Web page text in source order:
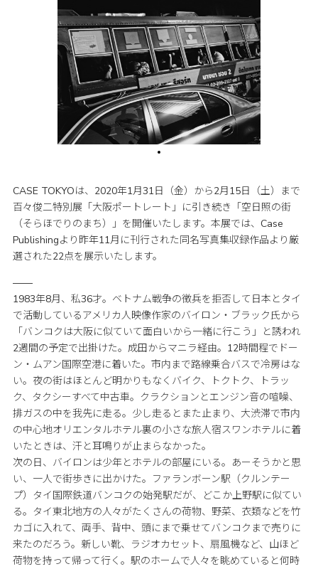
CASE TOKYOは、2020年1月31日（金）から2月15日（土）まで
百々俊二特別展「大阪ポートレート」に引き続き「空日照の街
（そらほでりのまち）」を開催いたします。本展では、Case
Publishingより昨年11月に刊行された同名写真集収録作品より厳
選された22点を展示いたします。
——
1983年8月、私36才。ベトナム戦争の徴兵を拒否して日本とタイ
で活動しているアメリカ人映像作家のバイロン・ブラック氏から
「バンコクは大阪に似ていて面白いから一緒に行こう」と誘われ
2週間の予定で出掛けた。成田からマニラ経由。12時間程でドー
ン・ムアン国際空港に着いた。市内まで路線乗合バスで冷房はな
い。夜の街はほとんど明かりもなくバイク、トクトク、トラッ
ク、タクシーすべて中古車。クラクションとエンジン音の喧噪、
排ガスの中を我先に走る。少し走るとまた止まり、大渋滞で市内
の中心地オリエンタルホテル裏の小さな旅人宿スワンホテルに着
いたときは、汗と耳鳴りが止まらなかった。
次の日、バイロンは少年とホテルの部屋にいる。あーそうかと思
い、一人で街歩きに出かけた。ファランボーン駅（クルンテー
プ）タイ国際鉄道バンコクの始発駅だが、どこか上野駅に似てい
る。タイ東北地方の人々がたくさんの荷物、野菜、衣類などを竹
カゴに入れて、両手、背中、頭にまで乗せてバンコクまで売りに
来たのだろう。新しい靴、ラジオカセット、扇風機など、山ほど
荷物を持って帰って行く。駅のホームで人々を眺めていると何時